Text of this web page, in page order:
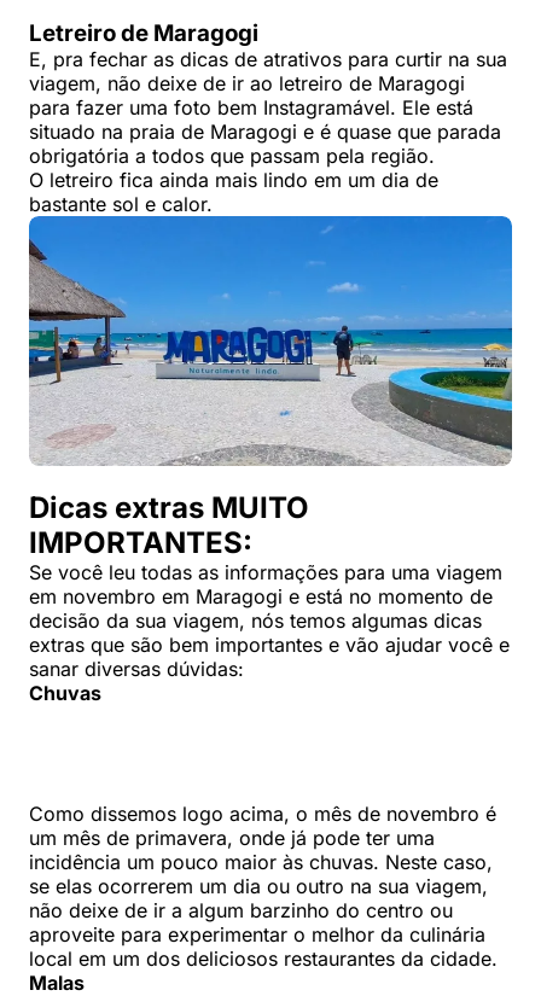
Letreiro de Maragogi
E, pra fechar as dicas de atrativos para curtir na sua
viagem, não deixe de ir ao letreiro de Maragogi
para fazer uma foto bem Instagramável. Ele está
situado na praia de Maragogi e é quase que parada
obrigatória a todos que passam pela região.
O letreiro fica ainda mais lindo em um dia de
bastante sol e calor.
Dicas extras MUITO
IMPORTANTES:
Se você leu todas as informações para uma viagem
em novembro em Maragogi e está no momento de
decisão da sua viagem, nós temos algumas dicas
extras que são bem importantes e vão ajudar você e
sanar diversas dúvidas:
Chuvas
Como dissemos logo acima, o mês de novembro é
um mês de primavera, onde já pode ter uma
incidência um pouco maior às chuvas. Neste caso,
se elas ocorrerem um dia ou outro na sua viagem,
não deixe de ir a algum barzinho do centro ou
aproveite para experimentar o melhor da culinária
local em um dos deliciosos restaurantes da cidade.
Malas